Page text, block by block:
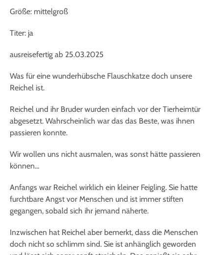
Größe: mittelgroß
Titer: ja
ausreisefertig ab 25.03.2025
Was für eine wunderhübsche Flauschkatze doch unsere
Reichel ist.
Reichel und ihr Bruder wurden einfach vor der Tierheimtür
abgesetzt. Wahrscheinlich war das das Beste, was ihnen
passieren konnte.
Wir wollen uns nicht ausmalen, was sonst hätte passieren
können…
Anfangs war Reichel wirklich ein kleiner Feigling. Sie hatte
furchtbare Angst vor Menschen und ist immer stiften
gegangen, sobald sich ihr jemand näherte.
Inzwischen hat Reichel aber bemerkt, dass die Menschen
doch nicht so schlimm sind. Sie ist anhänglich geworden